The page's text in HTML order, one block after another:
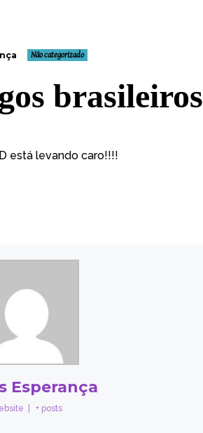
Não categorizado
brasileiros
está levando caro!!!!
Esperança
+ posts